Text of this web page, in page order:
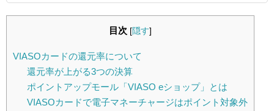
目次 [隠す]
VIASOカードの還元率について
還元率が上がる3つの決算
ポイントアップモール「VIASO eショップ」とは
VIASOカードで電子マネーチャージはポイント対象外